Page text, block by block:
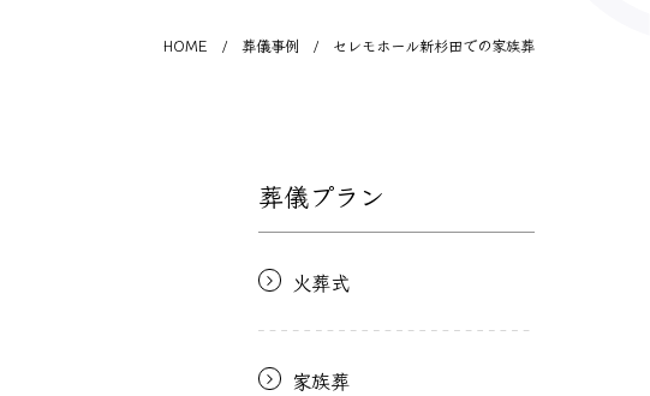
> サイトポリシー
HOME / 葬儀事例 / セレモホール新杉田での家族葬
葬儀プラン
火葬式
家族葬